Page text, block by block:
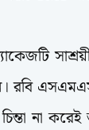
রবি
না